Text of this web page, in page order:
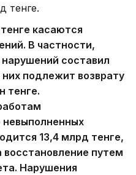
тенге.
касаются
В частности,
составил
подлежит возврату
тенге.
невыполненных
13,4 млрд тенге,
путем
Нарушения